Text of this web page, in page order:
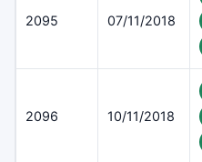
2095 07/11/2018
2096 10/11/2018